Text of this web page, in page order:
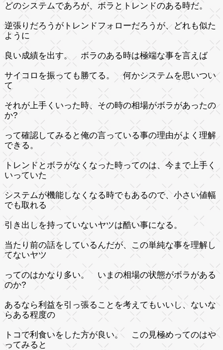
どのシステムであろが、ボラとトレンドのある時だ。
逆張りだろうがトレンドフォローだろうが、どれも似た
ように
良い成績を出す。 ボラのある時は極端な事を言えば
サイコロを振っても勝てる。 何かシステムを思いつい
て
それが上手くいった時、その時の相場がボラがあったの
か?
って確認してみると俺の言っている事の理由がよく理解
できる。
トレンドとボラがなくなった時ってのは、今まで上手く
いっていた
システムが機能しなくなる時でもあるので、小さい値幅
でも取れる
引き出しを持っていないヤツは酷い事になる。
当たり前の話をしているんだが、
この単純な事を理解し
てないヤツ
ってのはかなり多い。 いまの相場の状態がボラがある
のか?
あるなら利益を引っ張ることを考えてもいいし、ないな
らある程度の
トコで利食いをした方が良い。 この見極めってのはや
ってみると